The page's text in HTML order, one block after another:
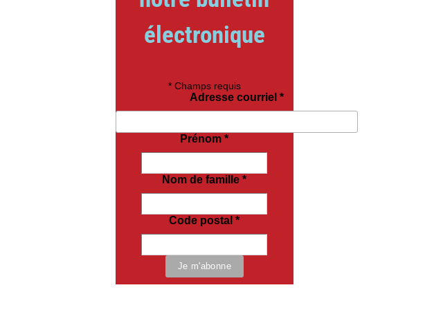
électronique
*Champs requis
Adresse courriel *
Prénom*
Nom de famille*
Code postal*